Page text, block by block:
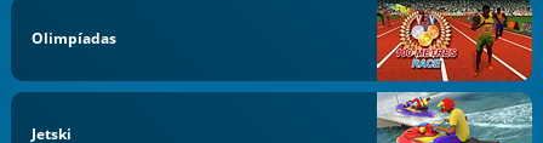
Olimpíadas
Jetski